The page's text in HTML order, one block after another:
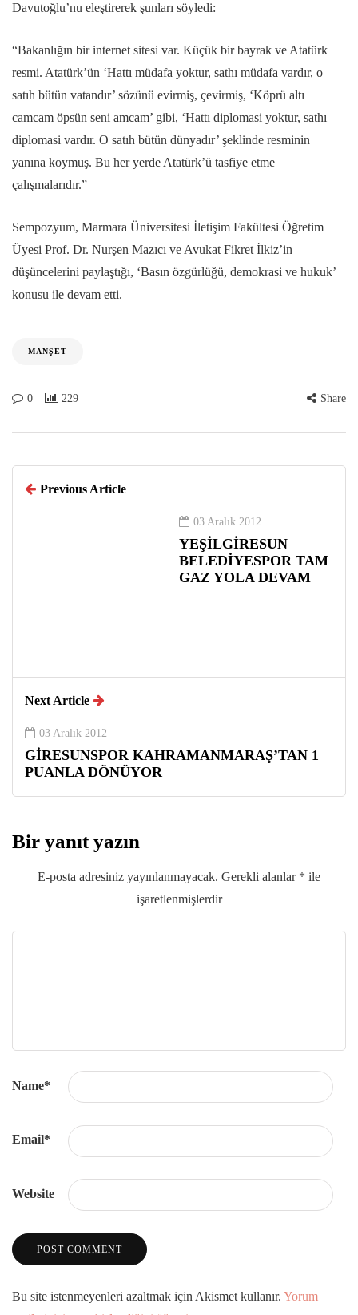
Davutoğlu’nu eleştirerek şunları söyledi:
“Bakanlığın bir internet sitesi var. Küçük bir bayrak ve Atatürk
resmi. Atatürk’ün ‘Hattı müdafa yoktur, sathı müdafa vardır, o
satıh bütün vatandır’ sözünü evirmiş, çevirmiş, ‘Köprü altı
camcam öpsün seni amcam’ gibi, ‘Hattı diplomasi yoktur, sathı
diplomasi vardır. O satıh bütün dünyadır’ şeklinde resminin
yanına koymuş. Bu her yerde Atatürk’ü tasfiye etme
çalışmalarıdır.”
Sempozyum, Marmara Üniversitesi İletişim Fakültesi Öğretim
Üyesi Prof. Dr. Nurşen Mazıcı ve Avukat Fikret İlkiz’in
düşüncelerini paylaştığı, ‘Basın özgürlüğü, demokrasi ve hukuk’
konusu ile devam etti.
MANŞET
0 229 Share
Previous Article
03 Aralık 2012
YEŞİLGİRESUN
BELEDİYESPOR TAM
GAZ YOLA DEVAM
Next Article
03 Aralık 2012
GİRESUNSPOR KAHRAMANMARAŞ’TAN 1
PUANLA DÖNÜYOR
Bir yanıt yazın
E-posta adresiniz yayınlanmayacak. Gerekli alanlar * ile
işaretlenmişlerdir
Name*
Email*
Website
Bu site istenmeyenleri azaltmak için Akismet kullanır. Yorum